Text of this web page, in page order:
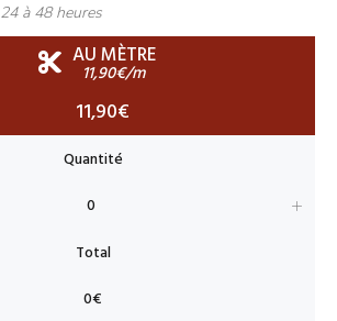
24 à 48 heures
AU MÈTRE
11,90€/m
11,90€